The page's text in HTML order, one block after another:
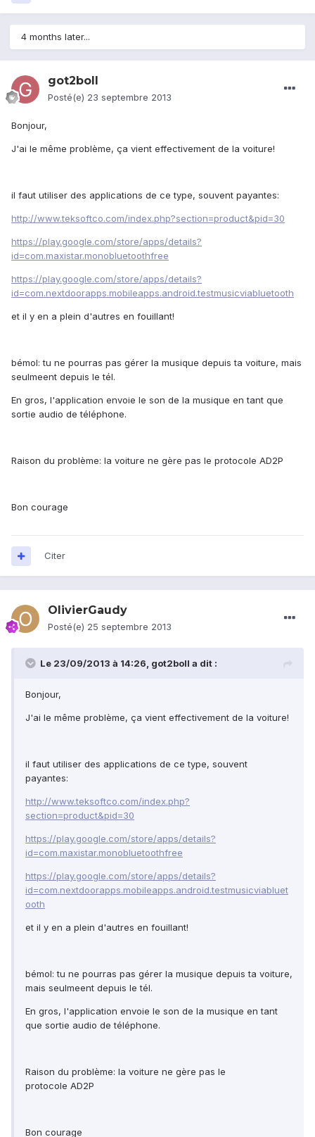
4 months later...
got2boll
Posté(e) 23 septembre 2013
Bonjour,
J'ai le même problème, ça vient effectivement de la voiture!
il faut utiliser des applications de ce type, souvent payantes:
http://www.teksoftco.com/index.php?section=product&pid=30
https://play.google.com/store/apps/details?
id=com.maxistar.monobluetoothfree
https://play.google.com/store/apps/details?
id=com.nextdoorapps.mobileapps.android.testmusicviabluetooth
et il y en a plein d'autres en fouillant!
bémol: tu ne pourras pas gérer la musique depuis ta voiture, mais
seulmeent depuis le tél.
En gros, l'application envoie le son de la musique en tant que
sortie audio de téléphone.
Raison du problème: la voiture ne gère pas le protocole AD2P
Bon courage
Citer
OlivierGaudy
Posté(e) 25 septembre 2013
Le 23/09/2013 à 14:26, got2boll a dit :
Bonjour,
J'ai le même problème, ça vient effectivement de la voiture!
il faut utiliser des applications de ce type, souvent
payantes:
http://www.teksoftco.com/index.php?
section=product&pid=30
https://play.google.com/store/apps/details?
id=com.maxistar.monobluetoothfree
https://play.google.com/store/apps/details?
id=com.nextdoorapps.mobileapps.android.testmusicviabluet
ooth
et il y en a plein d'autres en fouillant!
bémol: tu ne pourras pas gérer la musique depuis ta voiture,
mais seulmeent depuis le tél.
En gros, l'application envoie le son de la musique en tant
que sortie audio de téléphone.
Raison du problème: la voiture ne gère pas le
protocole AD2P
Bon courage